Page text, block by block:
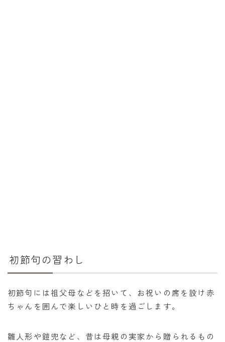
偏差値から上位何％計算
初節句の習わし
初節句には祖父母などを招いて、お祝いの席を設け赤
ちゃんを囲んで楽しいひと時を過ごします。
雛人形や鎧兜など、昔は母親の実家から贈られるもの